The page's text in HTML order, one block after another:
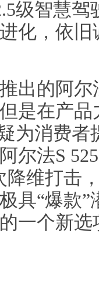
级智慧
化，依旧
出的阿尔
是在产
为消费
尔法S
降维打击
具“爆款
一个新选